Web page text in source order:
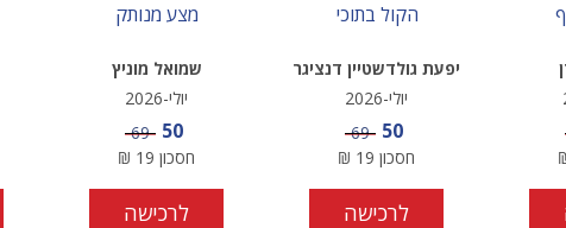
הקול בתוכי
יפעת גולדשטיין דנציגר
יולי-2026
מחיר מבצע
50 מחיר
69
חסכון 19
₪
לרכישה
מצע מנותק
שמואל מוניץ
יולי-2026
מחיר מבצע
50 מחיר
69
חסכון 19
₪
לרכישה